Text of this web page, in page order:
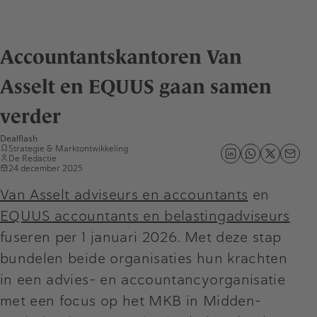
Accountantskantoren Van
Asselt en EQUUS gaan samen
verder
Dealflash
Strategie & Marktontwikkeling
De Redactie
24 december 2025
Van Asselt adviseurs en accountants en
EQUUS accountants en belastingadviseurs
fuseren per 1 januari 2026. Met deze stap
bundelen beide organisaties hun krachten
in een advies- en accountancyorganisatie
met een focus op het MKB in Midden-